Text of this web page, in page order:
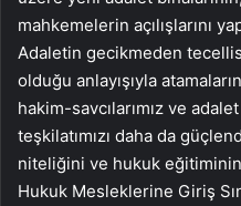
mahkemelerin açılışlarını
Adaletin gecikmeden
olduğu anlayışıyla
hakim-savcılarımız ve
teşkilatımızı daha da
niteliğini ve hukuk
Hukuk Mesleklerine Giriş